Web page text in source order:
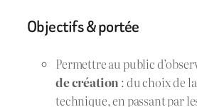
Objectifs & portée
Permettre au public
de création : du choix de
technique, en passant par